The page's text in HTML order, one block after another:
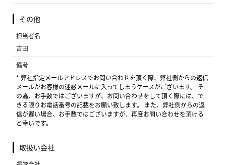
その他
担当者名
吉田
備考
* 弊社指定メールアドレスでお問い合わせを頂く際、弊社側からの返信
メールがお客様の迷惑メールに入ってしまうケースがございます。 そ
の為、お手数ではございますが、お問い合わせをして頂く際には、で
きる限りお電話番号の記載をお願い致します。 また、弊社側からの返
信が遅い場合、お手数ではございますが、再度お問い合わせを頂ける
と幸いです。
取扱い会社